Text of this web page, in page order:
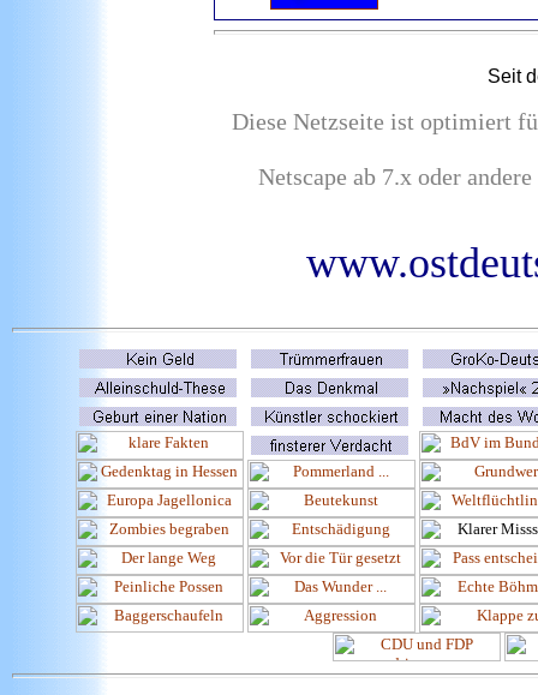
Seit
Diese Netzseite ist optimiert
Netscape ab 7.x oder